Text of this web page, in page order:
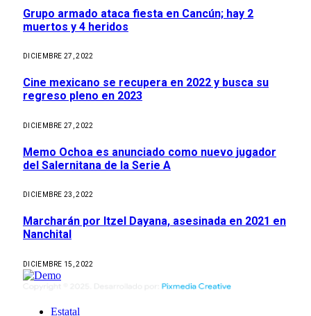
Grupo armado ataca fiesta en Cancún; hay 2
muertos y 4 heridos
DICIEMBRE 27, 2022
Cine mexicano se recupera en 2022 y busca su
regreso pleno en 2023
DICIEMBRE 27, 2022
Memo Ochoa es anunciado como nuevo jugador
del Salernitana de la Serie A
DICIEMBRE 23, 2022
Marcharán por Itzel Dayana, asesinada en 2021 en
Nanchital
DICIEMBRE 15, 2022
Estatal